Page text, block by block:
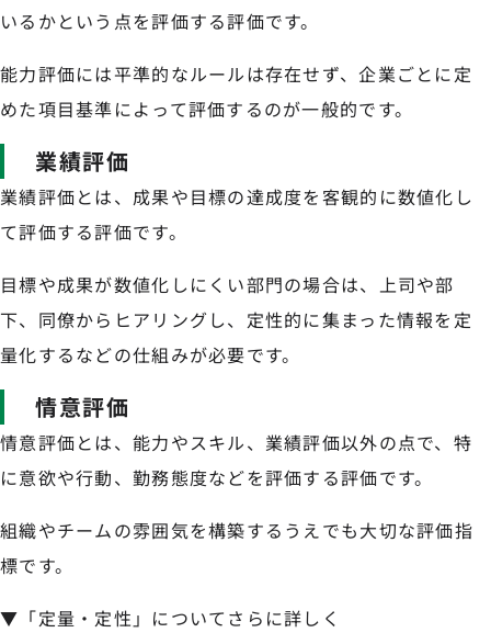
いるかという点を評価する評価です。
能力評価には平準的なルールは存在せず、企業ごとに定
めた項目基準によって評価するのが一般的です。
業績評価
業績評価とは、成果や目標の達成度を客観的に数値化し
て評価する評価です。
目標や成果が数値化しにくい部門の場合は、上司や部
下、同僚からヒアリングし、定性的に集まった情報を定
量化するなどの仕組みが必要です。
情意評価
情意評価とは、能力やスキル、業績評価以外の点で、特
に意欲や行動、勤務態度などを評価する評価です。
組織やチームの雰囲気を構築するうえでも大切な評価指
標です。
▼「定量・定性」についてさらに詳しく